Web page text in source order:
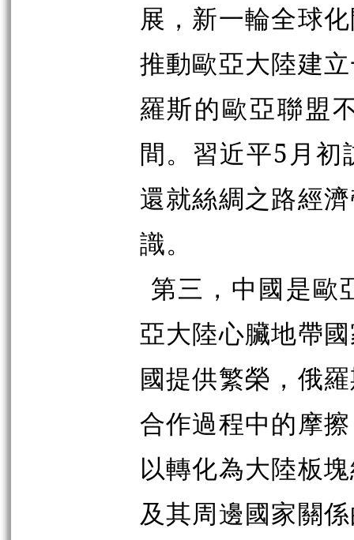
展，新一輪全球
推動歐亞大陸建
羅斯的歐亞聯盟
間。習近平5月
還就絲綢之路經
識。
第三，中國是歐
亞大陸心臟地帶
國提供繁榮，俄
合作過程中的摩
以轉化為大陸板
及其周邊國家關